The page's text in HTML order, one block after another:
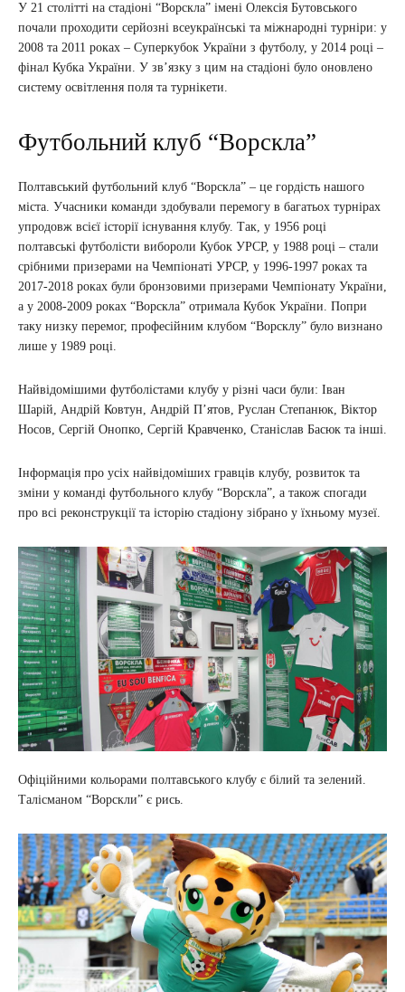
У 21 столітті на стадіоні “Ворскла” імені Олексія Бутовського
почали проходити серйозні всеукраїнські та міжнародні турніри: у
2008 та 2011 роках – Суперкубок України з футболу, у 2014 році –
фінал Кубка України. У зв’язку з цим на стадіоні було оновлено
систему освітлення поля та турнікети.
Футбольний клуб “Ворскла”
Полтавський футбольний клуб “Ворскла” – це гордість нашого
міста. Учасники команди здобували перемогу в багатьох турнірах
упродовж всієї історії існування клубу. Так, у 1956 році
полтавські футболісти вибороли Кубок УРСР, у 1988 році – стали
срібними призерами на Чемпіонаті УРСР, у 1996-1997 роках та
2017-2018 роках були бронзовими призерами Чемпіонату України,
а у 2008-2009 роках “Ворскла” отримала Кубок України. Попри
таку низку перемог, професійним клубом “Ворсклу” було визнано
лише у 1989 році.
Найвідомішими футболістами клубу у різні часи були: Іван
Шарій, Андрій Ковтун, Андрій П’ятов, Руслан Степанюк, Віктор
Носов, Сергій Онопко, Сергій Кравченко, Станіслав Басюк та інші.
Інформація про усіх найвідоміших гравців клубу, розвиток та
зміни у команді футбольного клубу “Ворскла”, а також спогади
про всі реконструкції та історію стадіону зібрано у їхньому музеї.
Офіційними кольорами полтавського клубу є білий та зелений.
Талісманом “Ворскли” є рись.